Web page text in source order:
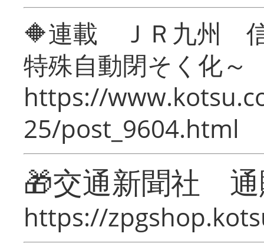
🔶連載 ＪＲ九州 信
特殊自動閉そく化～
https://
25/post_9604.html
🎁交通新聞社
https://